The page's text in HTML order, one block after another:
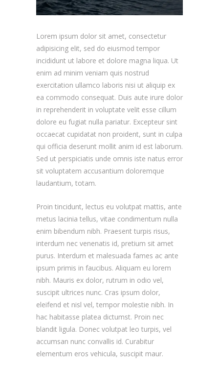
Lorem ipsum dolor sit amet, consectetur
adipisicing elit, sed do eiusmod tempor
incididunt ut labore et dolore magna liqua. Ut
enim ad minim veniam quis nostrud
exercitation ullamco laboris nisi ut aliquip ex
ea commodo consequat. Duis aute irure dolor
in reprehenderit in voluptate velit esse cillum
dolore eu fugiat nulla pariatur. Excepteur sint
occaecat cupidatat non proident, sunt in culpa
qui officia deserunt mollit anim id est laborum.
Sed ut perspiciatis unde omnis iste natus error
sit voluptatem accusantium doloremque
laudantium, totam.
Proin tincidunt, lectus eu volutpat mattis, ante
metus lacinia tellus, vitae condimentum nulla
enim bibendum nibh. Praesent turpis risus,
interdum nec venenatis id, pretium sit amet
purus. Interdum et malesuada fames ac ante
ipsum primis in faucibus. Aliquam eu lorem
nibh. Mauris ex dolor, rutrum in odio vel,
suscipit ultrices nunc. Cras ipsum dolor,
eleifend et nisl vel, tempor molestie nibh. In
hac habitasse platea dictumst. Proin nec
blandit ligula. Donec volutpat leo turpis, vel
accumsan nunc convallis id. Curabitur
elementum eros vehicula, suscipit maur.